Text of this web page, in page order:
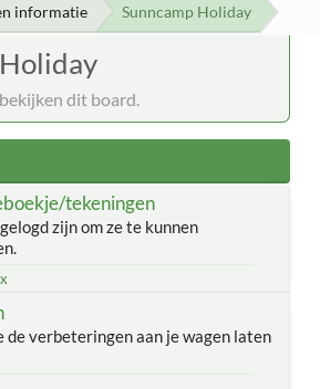
informatie Sunncamp Holiday
dit board.
tekeningen
zijn om ze te kunnen
de verbeteringen aan je wagen laten